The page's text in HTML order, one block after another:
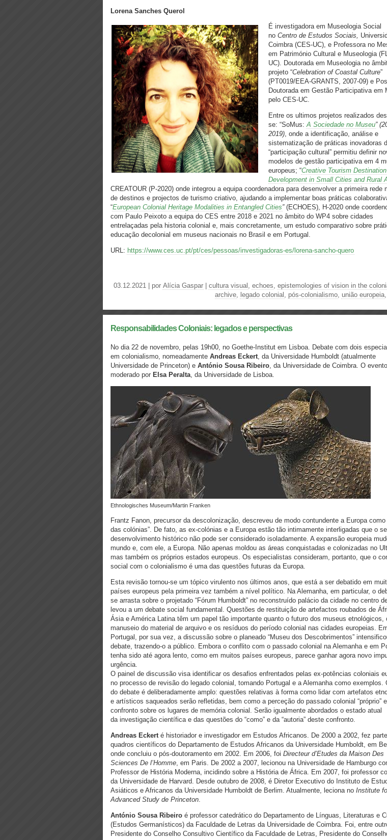
Lorena Sanches Querol
É investigadora em Museologia Social
no Centro de Estudos Sociais,
Coimbra (CES-UC), e Professora no
em Património Cultural e Museologia
UC). Doutorada em Museologia no
projeto “Celebration of Coastal Culture”
(PT0019/EEA-GRANTS, 2007-09) e
Doutorada em Gestão Participativa em
pelo CES-UC.
Entre os ultimos projetos realizados
se: “SoMus:A Sociedade no Museu”
2019), onde a identificação, análise e
sistematização de práticas inovadoras
“participação cultural” permitiu definir
modelos de gestão participativa em 4
europeus; “Creative Tourism Destination
Development in Small Cities and Rural
CREATOUR (P-2020) onde integrou a equipa coordenadora para desenvolver a primeira rede
de destinos e projectos de turismo criativo, ajudando a implementar boas práticas
“European Colonial Heritage Modalities in Entangled Cities”(ECHOES), H-2020 onde
com Paulo Peixoto a equipa do CES entre 2018 e 2021 no âmbito do WP4 sobre cidades
entrelaçadas pela historia colonial e, mais concretamente, um estudo comparativo sobre
educação decolonial em museus nacionais no Brasil e em Portugal.
URL: https://www.ces.uc.pt/pt/ces/pessoas/investigadoras-es/lorena-sancho-quero
03.12.2021 | por Alícia Gaspar cultura visual , echoes, epistemologies of vision in the
archive, legado colonial , pós-colonialismo, união europeia,
Responsabilidades Coloniais: legados e perspectivas
No dia 22 de novembro, pelas 19h00, no Goethe-Institut em Lisboa. Debate com dois
em colonialismo, nomeadamente Andreas Eckert, da Universidade Humboldt (atualmente
Universidade de Princeton) e António Sousa Ribeiro, da Universidade de Coimbra. O
moderado por Elsa Peralta, da Universidade de Lisboa.
Ethnologisches Museum/Martin Franken
Frantz Fanon, precursor da descolonização, descreveu de modo contundente a Europa como
das colónias”. De fato, as ex-colónias e a Europa estão tão intimamente interligadas que o
desenvolvimento histórico não pode ser considerado isoladamente. A expansão europeia
mundo e, com ele, a Europa. Não apenas moldou as áreas conquistadas e colonizadas no
mas também os próprios estados europeus. Os especialistas consideram, portanto, que o
social com o colonialismo é uma das questões futuras da Europa.
Esta revisão tornou-se um tópico virulento nos últimos anos, que está a ser debatido em
países europeus pela primeira vez também a nível político. Na Alemanha, em particular, o
se arrasta sobre o projetado “Fórum Humboldt” no reconstruído palácio da cidade no centro
levou a um debate social fundamental. Questões de restituição de artefactos roubados de
Ásia e América Latina têm um papel tão importante quanto o futuro dos museus etnológicos,
manuseio do material de arquivo e os resíduos do período colonial nas cidades europeias.
Portugal, por sua vez, a discussão sobre o planeado “Museu dos Descobrimentos”
debate, trazendo-o a público. Embora o conflito com o passado colonial na Alemanha e em
tenha sido até agora lento, como em muitos países europeus, parece ganhar agora novo
urgência.
O painel de discussão visa identificar os desafios enfrentados pelas ex-potências coloniais
no processo de revisão do legado colonial, tomando Portugal e a Alemanha como exemplos.
do debate é deliberadamente amplo: questões relativas à forma como lidar com artefatos
e artísticos saqueados serão refletidas, bem como a perceção do passado colonial “próprio”
confronto sobre os lugares de memória colonial. Serão igualmente abordados o estado atual
da investigação científica e das questões do “como” e da “autoria” deste confronto.
Andreas Eckerté historiador e investigador em Estudos Africanos. De 2000 a 2002, fez
quadros científicos do Departamento de Estudos Africanos da Universidade Humboldt, em
onde concluiu o pós-doutoramento em 2002. Em 2006, foi Directeur d’Etudes da Maison Des
Sciences De l’Homme, em Paris. De 2002 a 2007, lecionou na Universidade de Hamburgo
Professor de História Moderna, incidindo sobre a História de África. Em 2007, foi professor
da Universidade de Harvard. Desde outubro de 2008, é Diretor Executivo do Instituto de
Asiáticos e Africanos da Universidade Humboldt de Berlim. Atualmente, leciona no Institute
Advanced Study de Princeton.
António Sousa Ribeiro é professor catedrático do Departamento de Línguas, Literaturas e
(Estudos Germanísticos) da Faculdade de Letras da Universidade de Coimbra. Foi, entre
Presidente do Conselho Consultivo Científico da Faculdade de Letras, Presidente do